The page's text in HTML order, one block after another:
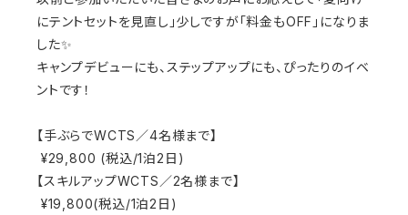
にテントセットを見直し」少しですが「料金もOFF」になりま
した✨
キャンプデビューにも、ステップアップにも、ぴったりのイベ
ントです！
【手ぶらでWCTS／4名様まで】
¥29,800 (税込/1泊2日)
【スキルアップWCTS／2名様まで】
¥19,800(税込/1泊2日)